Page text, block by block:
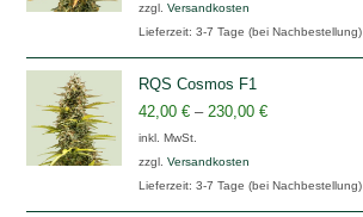
zzgl.Versandkosten
Lieferzeit:3-7 Tage (bei Nachbestellung)
RQS Cosmos F1
42,00€ –230,00€
inkl. MwSt.
zzgl.Versandkosten
Lieferzeit:3-7 Tage (bei Nachbestellung)